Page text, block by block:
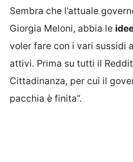
Sembra che l’attuale
Giorgia Meloni, abbia le
voler fare con i vari sussidi
attivi. Prima su tutti il
Cittadinanza, per cui il
pacchia è finita”.